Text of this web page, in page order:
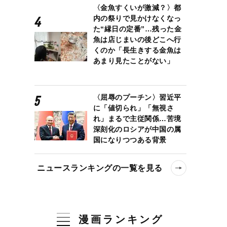
〈金魚すくいが激減？〉都
内の祭りで見かけなくなっ
た“縁日の定番”…残った金
魚は店じまいの後どこへ行
くのか「長生きする金魚は
あまり見たことがない」
〈屈辱のプーチン〉習近平
に「値切られ」「無視さ
れ」まるで主従関係…苦境
深刻化のロシアが中国の属
国になりつつある背景
ニュースランキングの一覧を見る
漫画ランキング